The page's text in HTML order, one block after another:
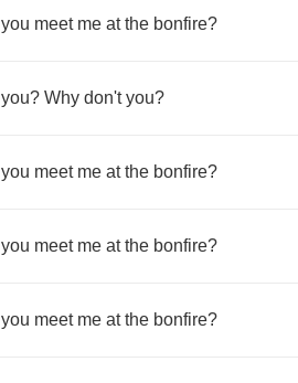
you meet me at the bonfire?
you? Why don't you?
you meet me at the bonfire?
you meet me at the bonfire?
you meet me at the bonfire?